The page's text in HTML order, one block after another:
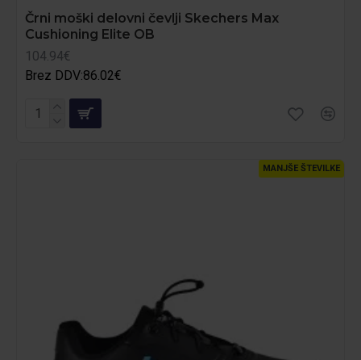
Črni moški delovni čevlji Skechers Max
Cushioning Elite OB
104.94€
Brez DDV:86.02€
MANJŠE ŠTEVILKE